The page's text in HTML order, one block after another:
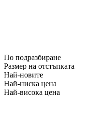
По подразбиране
Размер на отстъпката
Най-новите
Най-ниска цена
Най-висока цена